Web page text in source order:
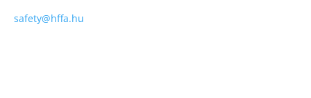
safety@hffa.hu